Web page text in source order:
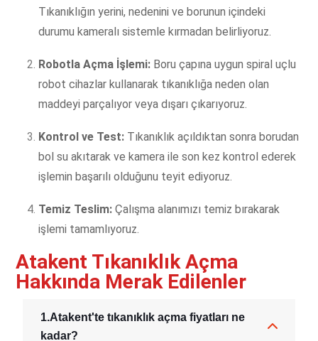
Tıkanıklığın yerini, nedenini ve borunun içindeki
durumu kameralı sistemle kırmadan belirliyoruz.
Robotla Açma İşlemi: Boru çapına uygun spiral uçlu
robot cihazlar kullanarak tıkanıklığa neden olan
maddeyi parçalıyor veya dışarı çıkarıyoruz.
Kontrol ve Test: Tıkanıklık açıldıktan sonra borudan
bol su akıtarak ve kamera ile son kez kontrol ederek
işlemin başarılı olduğunu teyit ediyoruz.
Temiz Teslim: Çalışma alanımızı temiz bırakarak
işlemi tamamlıyoruz.
Atakent Tıkanıklık Açma
Hakkında Merak Edilenler
1.Atakent'te tıkanıklık açma fiyatları ne
kadar?